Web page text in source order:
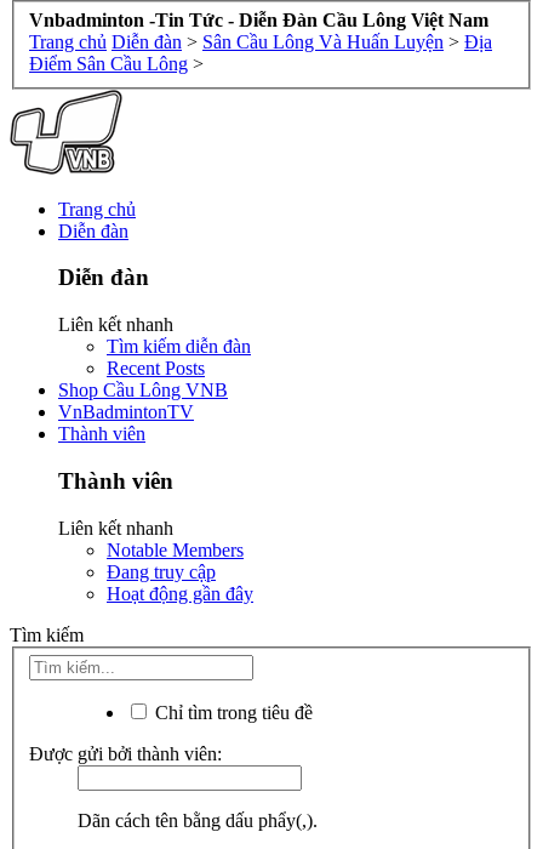
Vnbadminton -Tin Tức - Diễn Đàn Cầu Lông Việt Nam
Trang chủ Diễn đàn > Sân Cầu Lông Và Huấn Luyện > Địa
Điểm Sân Cầu Lông >
Trang chủ
Diễn đàn
Diễn đàn
Liên kết nhanh
Tìm kiếm diễn đàn
Recent Posts
Shop Cầu Lông VNB
VnBadmintonTV
Thành viên
Thành viên
Liên kết nhanh
Notable Members
Đang truy cập
Hoạt động gần đây
Tìm kiếm
Chỉ tìm trong tiêu đề
Được gửi bởi thành viên:
Dãn cách tên bằng dấu phẩy(,).